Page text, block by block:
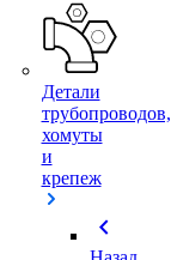
Детали
трубопроводов,
хомуты
и
крепеж
chevron_left